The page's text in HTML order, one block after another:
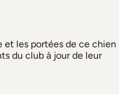
et les portées de ce chien
du club à jour de leur